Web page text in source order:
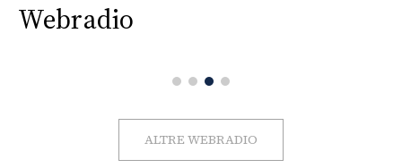
Webradio
ALTRE WEBRADIO